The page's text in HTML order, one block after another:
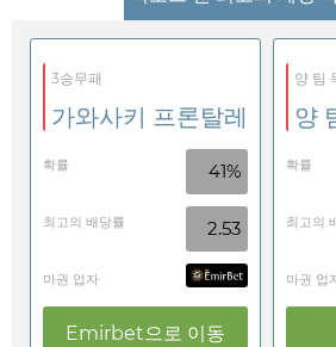
3승무패
가와사키 프론탈레
확률 41%
최고의 배당률 2.53
마권 업자
Emirbet으로 이동
양 팀
양
확률
최고의
마권 업